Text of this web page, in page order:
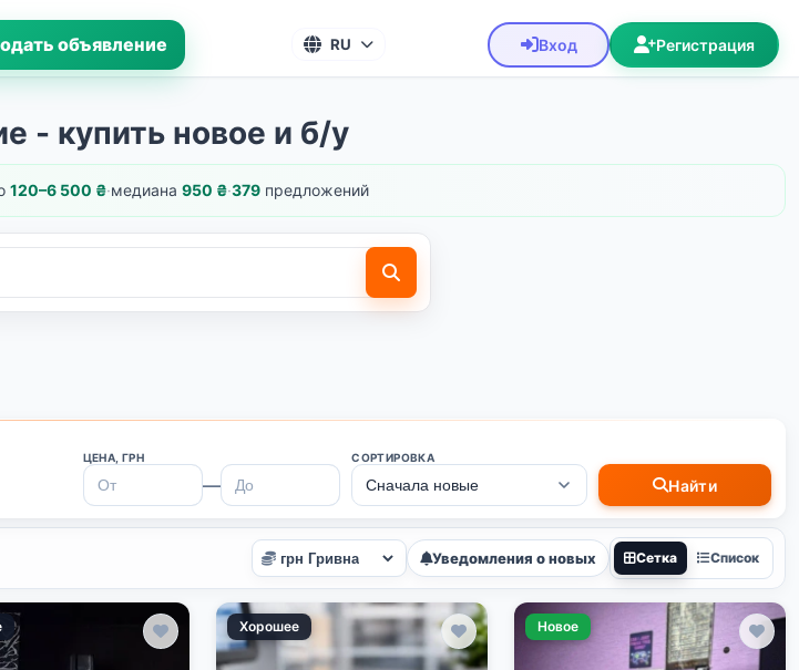
объявление RU Вход Регистрация
- купить новое и б/у
120–6 500 ₴·медиана 950 ₴·379предложений
ЦЕНА, ГРН
—
СОРТИРОВКА
Найти
Уведомления о новых Сетка Список
Хорошее Новое